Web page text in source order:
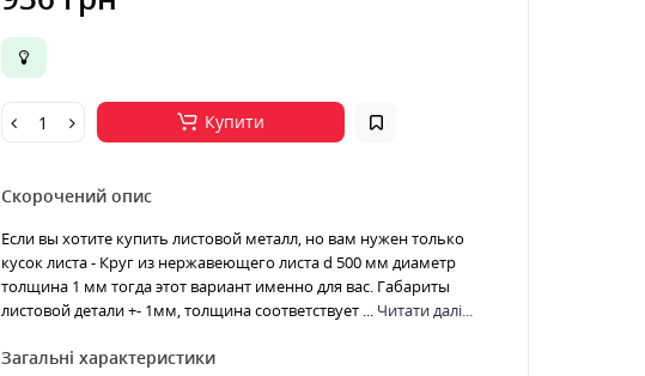
Купити
Скорочений опис
Если вы хотите купить листовой металл, но вам нужен только
кусок листа - Круг из нержавеющего листа d 500 мм диаметр
толщина 1 мм тогда этот вариант именно для вас. Габариты
листовой детали +- 1мм, толщина соответствует ... Читати далі...
Загальні характеристики